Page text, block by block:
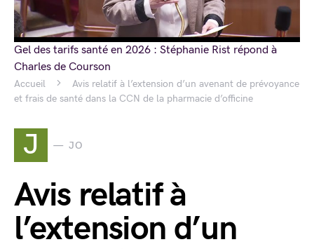
Accueil
Avis relatif à l’extension d’un avenant de prévoyance
et frais de santé dans la CCN de la pharmacie d’officine
J JO
Avis relatif à
l’extension d’un
Gel des tarifs santé en 2026 : Stéphanie Rist répond à
Charles de Courson